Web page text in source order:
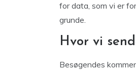
for data, som vi er
grunde.
Hvor vi
Besøgendes